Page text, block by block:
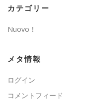
カテゴリー
Nuovo！
メタ情報
ログイン
コメントフィード